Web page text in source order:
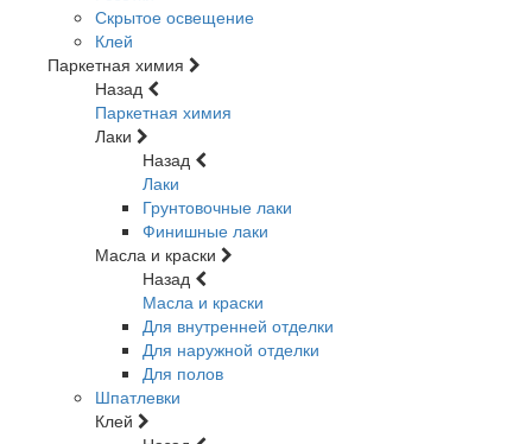
Скрытое освещение
Клей
Паркетная химия
Назад
Паркетная химия
Лаки
Назад
Лаки
Грунтовочные лаки
Финишные лаки
Масла и краски
Назад
Масла и краски
Для внутренней отделки
Для наружной отделки
Для полов
Шпатлевки
Клей